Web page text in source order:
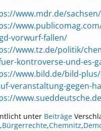
www.mdr.de/
vorwurf-fallen/
www.tz.de/politik/
kontroverse-und-es-
www.bild.de/bild-
veranstaltung-gegen-
unter Beiträge
,Bürgerrechte,Chemnitz,